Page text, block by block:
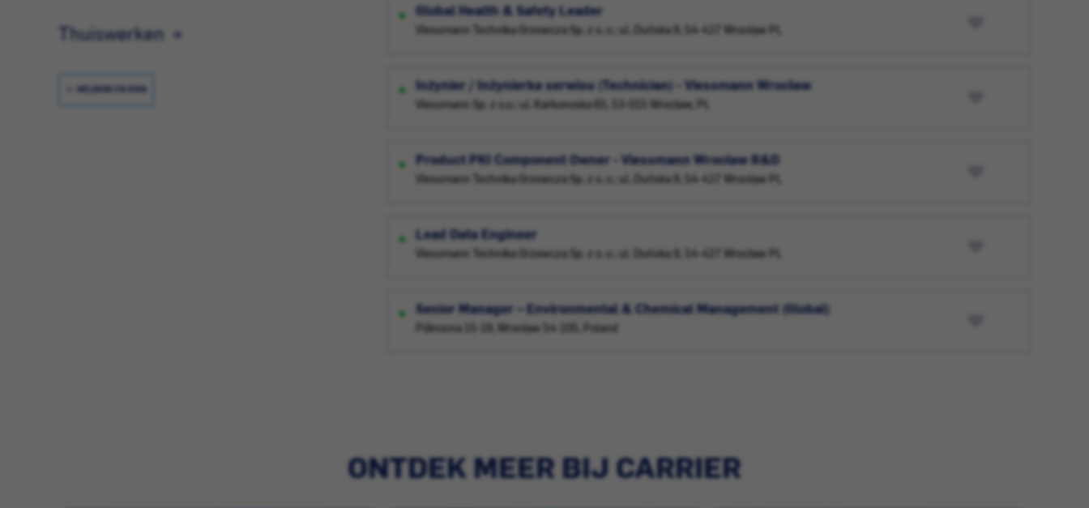
Thuiswerken
HELDERE FILTERS
Global Health & Safety Leader
Viessmann Technika Grzewcza Sp. z o. o.: ul. Duńska 9, 54-427 Wrocław PL
Inżynier / Inżynierka serwisu (Technician) - Viessmann Wrocław
Viessmann Sp. z o.o.: ul. Karkonoska 65, 53-015 Wrocław, PL
Product PKI Component Owner - Viessmann Wrocław R&D
Viessmann Technika Grzewcza Sp. z o. o.: ul. Duńska 9, 54-427 Wrocław PL
Lead Data Engineer
Viessmann Technika Grzewcza Sp. z o. o.: ul. Duńska 9, 54-427 Wrocław PL
Senior Manager – Environmental & Chemical Management (Global)
Północna 15-19, Wrocław 54-105, Poland
ONTDEK MEER BIJ CARRIER